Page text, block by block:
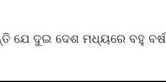
ଯେ ଦୁଇ ଦେଶ ମଧ୍ୟରେ ବହୁ ବର୍ଷ